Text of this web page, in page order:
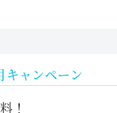
ャンペーン
！